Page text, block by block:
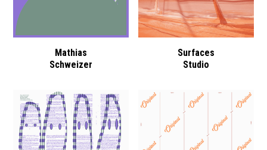
Mathias
Schweizer
Surfaces
Studio